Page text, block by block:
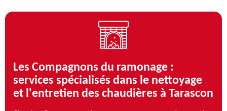
Les Compagnons du ramonage :
services spécialisés dans le nettoyage
et l'entretien des chaudières à Tarascon